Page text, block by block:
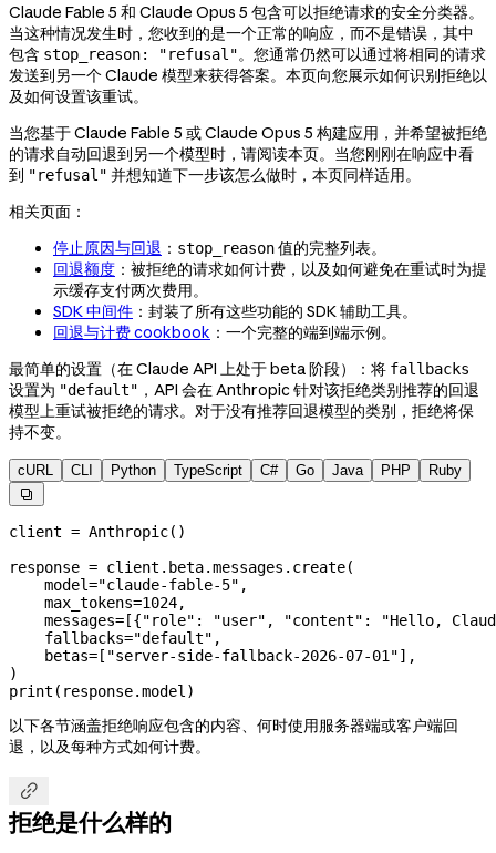
Claude Fable 5 和 Claude Opus 5 包含可以拒绝请求的安全分类器。
当这种情况发生时，您收到的是一个正常的响应，而不是错误，其中
包含 stop_reason: "refusal"。您通常仍然可以通过将相同的请求
发送到另一个 Claude 模型来获得答案。本页向您展示如何识别拒绝以
及如何设置该重试。
当您基于 Claude Fable 5 或 Claude Opus 5 构建应用，并希望被拒绝
的请求自动回退到另一个模型时，请阅读本页。当您刚刚在响应中看
到 "refusal" 并想知道下一步该怎么做时，本页同样适用。
相关页面：
停止原因与回退 ： stop_reason值的完整列表。
回退额度 ：被拒绝的请求如何计费，以及如何避免在重试时为提
示缓存支付两次费用。
SDK 中间件 ：封装了所有这些功能的 SDK 辅助工具。
回退与计费 cookbook ：一个完整的端到端示例。
最简单的设置（在 Claude API 上处于 beta 阶段）：将 fallbacks
设置为 "default" ，API 会在 Anthropic 针对该拒绝类别推荐的回退
模型上重试被拒绝的请求。对于没有推荐回退模型的类别，拒绝将保
持不变。
cURL CLI Python TypeScript C# Go Java PHP Ruby

client = Anthropic()
response = client.beta.messages.create(
    model
="claude-fable-5" ,
    max_tokens
=1024,
    messages
= [{"role" : "user" , "content" :
"Hello,
    fallbacks
="default" ,
    betas
= [ "server-side-fallback-2026-07-01"],
)
print (response.model)
以下各节涵盖拒绝响应包含的内容、何时使用服务器端或客户端回
退，以及每种方式如何计费。

拒绝是什么样的